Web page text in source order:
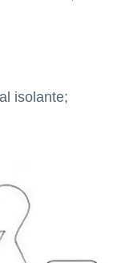
isolante;